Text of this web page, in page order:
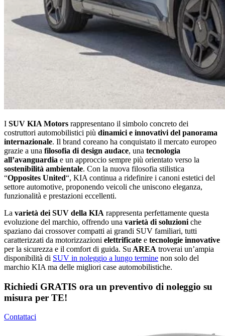
I SUV KIA Motors rappresentano il simbolo concreto dei
costruttori automobilistici più dinamici e innovativi del panorama
internazionale. Il brand coreano ha conquistato il mercato europeo
grazie a una filosofia di design audace, una tecnologia
all’avanguardia e un approccio sempre più orientato verso la
sostenibilità ambientale. Con la nuova filosofia stilistica
“Opposites United“, KIA continua a ridefinire i canoni estetici del
settore automotive, proponendo veicoli che uniscono eleganza,
funzionalità e prestazioni eccellenti.
La varietà dei SUV della KIA rappresenta perfettamente questa
evoluzione del marchio, offrendo una varietà di soluzioni che
spaziano dai crossover compatti ai grandi SUV familiari, tutti
caratterizzati da motorizzazioni elettrificate e tecnologie innovative
per la sicurezza e il comfort di guida. Su AREA troverai un’ampia
disponibilità di SUV in noleggio a lungo termine non solo del
marchio KIA ma delle migliori case automobilistiche.
Richiedi GRATIS ora un preventivo di noleggio su
misura per TE!
Contattaci